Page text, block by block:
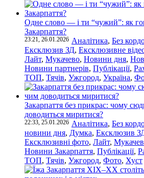
Одне слово — і ти “чужий”: як
Закарпаття?
23:21, 26.01.2026 Аналітика, Без
Ексклюзив ЗД, Ексклюзивне
Лайт, Мукачево, Новини дня,
Новини партнерів, Публікації,
ТОП, Тячів, Ужгород, Україна,
Закарпаття без прикрас: чому
доводиться миритися?
22:33, 25.01.2026 Аналітика, Без
новини дня, Думка, Ексклюзив
Ексклюзивні фото, Лайт,
Новини Закарпаття, Публікації,
ТОП, Тячів, Ужгород, Фото, Хуст